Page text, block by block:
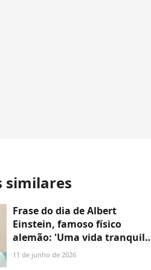
similares
Frase do dia de Albert
Einstein, famoso físico
alemão: 'Uma vida tranquila
e modesta traz mais
11 de junho de 2026